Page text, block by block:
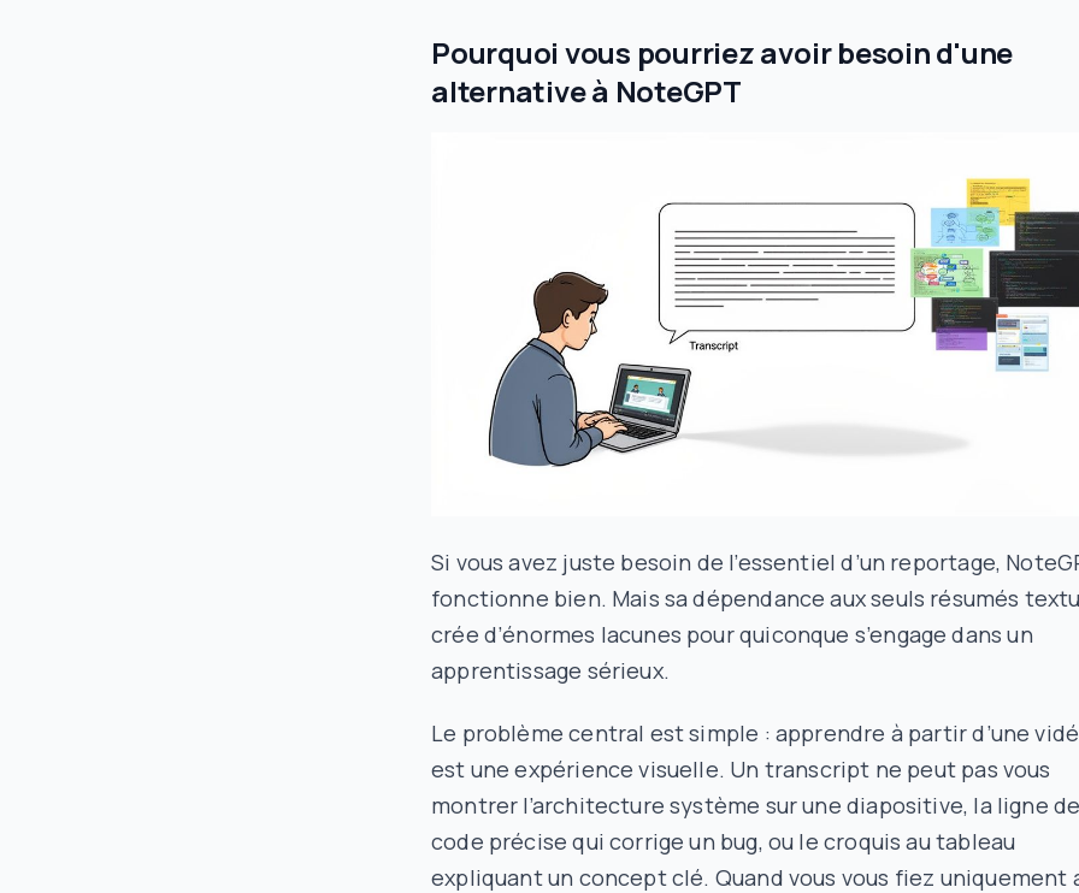
Pourquoi vous pourriez avoir besoin d'une
alternative à NoteGPT
Si vous avez juste besoin de l’essentiel d’un reportage,
fonctionne bien. Mais sa dépendance aux seuls résumés
crée d’énormes lacunes pour quiconque s’engage dans un
apprentissage sérieux.
Le problème central est simple : apprendre à partir d’une
est une expérience visuelle. Un transcript ne peut pas vous
montrer l’architecture système sur une diapositive, la ligne de
code précise qui corrige un bug, ou le croquis au tableau
expliquant un concept clé. Quand vous vous fiez uniquement